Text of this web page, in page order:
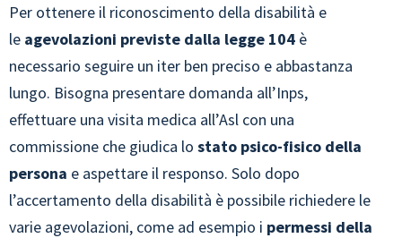
Per ottenere il riconoscimento della disabilità e
le agevolazioni previste dalla legge 104 è
necessario seguire un iter ben preciso e abbastanza
lungo. Bisogna presentare domanda all’Inps,
effettuare una visita medica all’Asl con una
commissione che giudica lo stato psico-fisico della
persona e aspettare il responso. Solo dopo
l’accertamento della disabilità è possibile richiedere le
varie agevolazioni, come ad esempio i permessi della